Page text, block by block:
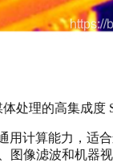
处理的高集成度
用计算能力，适
图像滤波和机器